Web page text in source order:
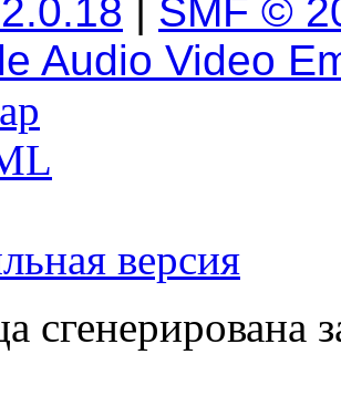
| SMF ©
Audio Video
версия
сгенерирована